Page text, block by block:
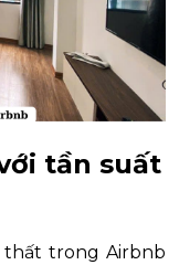
tần suất
thất trong Airbnb